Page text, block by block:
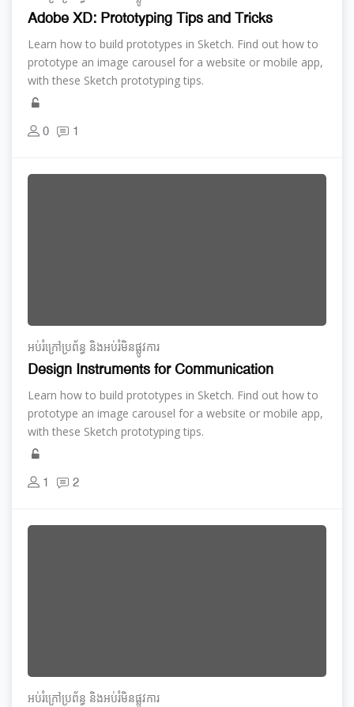
Adobe XD: Prototyping Tips and Tricks
Learn how to build prototypes in Sketch. Find out how to
prototype an image carousel for a website or mobile app,
with these Sketch prototyping tips.
0 1
អប់រំ​ក្រៅ​ប្រព័ន្ធ និង​​អប់រំ​មិន​ផ្លូវ​ការ
Design Instruments for Communication
Learn how to build prototypes in Sketch. Find out how to
prototype an image carousel for a website or mobile app,
with these Sketch prototyping tips.
1 2
អប់រំ​ក្រៅ​ប្រព័ន្ធ និង​​អប់រំ​មិន​ផ្លូវ​ការ